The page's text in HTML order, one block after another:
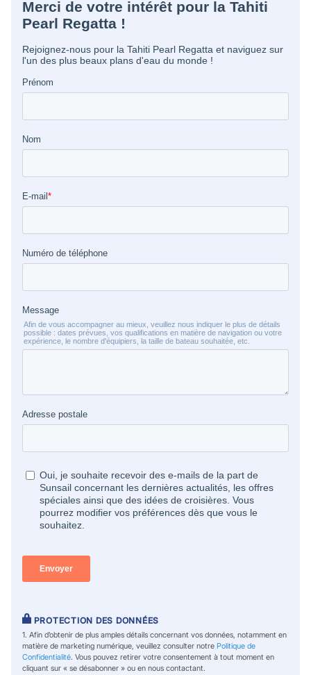
PROTECTION DES DONNÉES
1. Afin d’obtenir de plus amples détails concernant vos données, notamment en
matière de marketing numérique, veuillez consulter notre Politique de
Confidentialité. Vous pouvez retirer votre consentement à tout moment en
cliquant sur « se désabonner » ou en nous contactant.